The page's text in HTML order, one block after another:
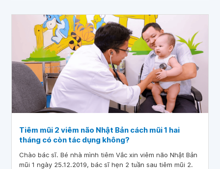
Tiêm mũi 2 viêm não Nhật Bản cách mũi 1 hai
tháng có còn tác dụng không?
Chào bác sĩ. Bé nhà mình tiêm Vắc xin viêm não Nhật Bản
mũi 1 ngày 25.12.2019, bác sĩ hẹn 2 tuần sau tiêm mũi 2.